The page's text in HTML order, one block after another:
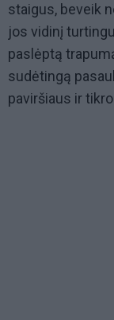
staigus, beveik
jos vidinį
paslėptą
sudėtingą
paviršiaus ir